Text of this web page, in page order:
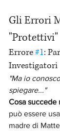
Gli Errori
"Protettivi"
Errore #1:
Investigatori
"Ma io
spiegare..."
Cosa succede
può essere
madre di